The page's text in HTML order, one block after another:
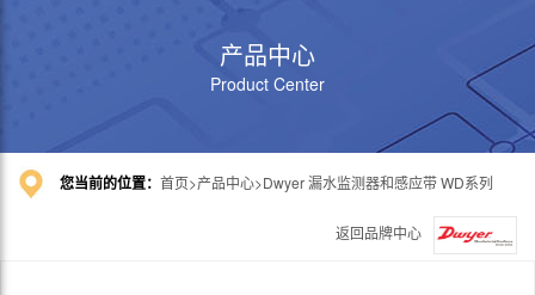
产品中心
Product Center
您当前的位置： 首页 产品中心 Dwyer 漏水监测器和感应带 WD系列
返回品牌中心